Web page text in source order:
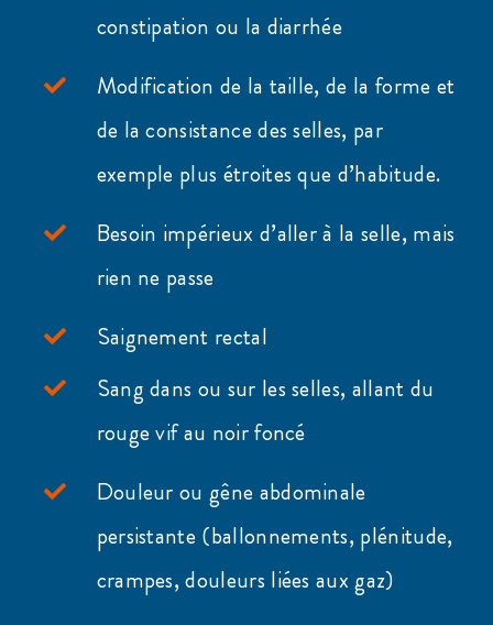
constipation ou la diarrhée
Modification de la taille, de la forme et
de la consistance des selles, par
exemple plus étroites que d’habitude.
Besoin impérieux d’aller à la selle, mais
rien ne passe
Saignement rectal
Sang dans ou sur les selles, allant du
rouge vif au noir foncé
Douleur ou gêne abdominale
persistante (ballonnements, plénitude,
crampes, douleurs liées aux gaz)